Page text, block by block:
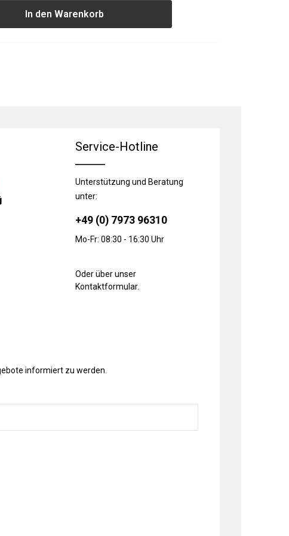
In den Warenkorb
Service-Hotline
Unterstützung und Beratung
unter:
+49 (0) 7973 96310
Mo-Fr: 08:30 - 16:30 Uhr
Oder über unser
Kontaktformular.
informiert zu werden.